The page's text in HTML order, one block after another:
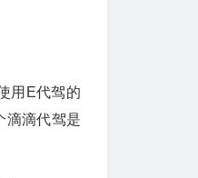
用E代驾的
滴滴代驾是